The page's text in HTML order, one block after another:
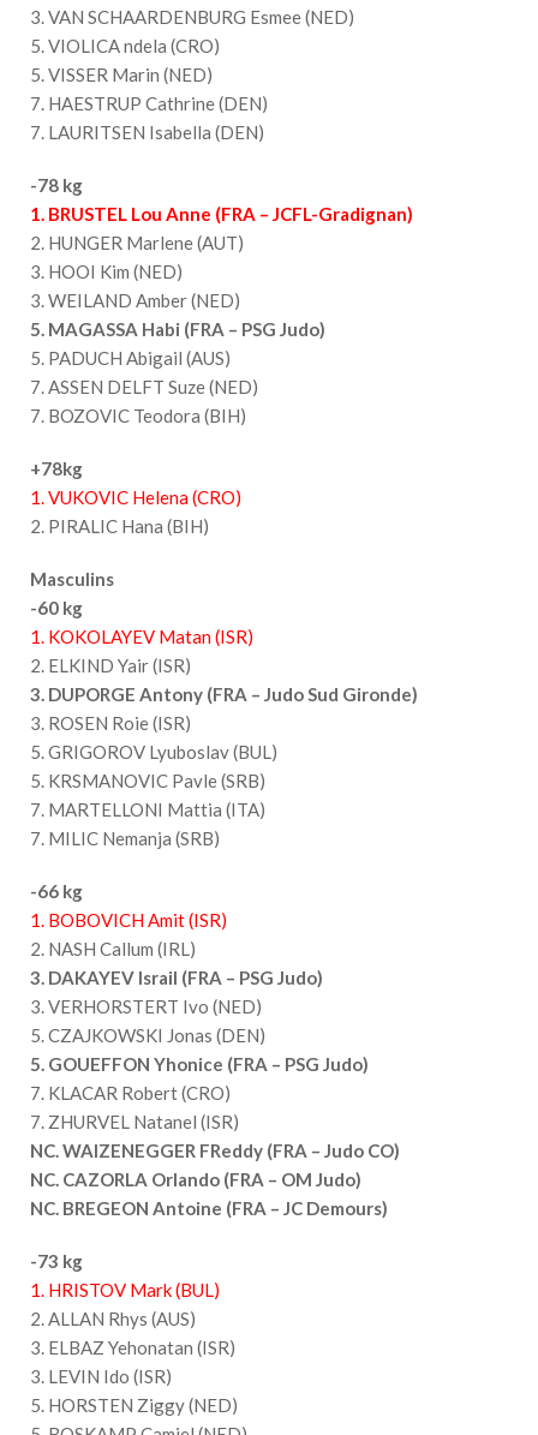
3. VAN SCHAARDENBURG Esmee (NED)
5. VIOLICA ndela (CRO)
5. VISSER Marin (NED)
7. HAESTRUP Cathrine (DEN)
7. LAURITSEN Isabella (DEN)
-78 kg
1. BRUSTEL Lou Anne (FRA – JCFL-Gradignan)
2. HUNGER Marlene (AUT)
3. HOOI Kim (NED)
3. WEILAND Amber (NED)
5. MAGASSA Habi (FRA – PSG Judo)
5. PADUCH Abigail (AUS)
7. ASSEN DELFT Suze (NED)
7. BOZOVIC Teodora (BIH)
+78kg
1. VUKOVIC Helena (CRO)
2. PIRALIC Hana (BIH)
Masculins
-60 kg
1. KOKOLAYEV Matan (ISR)
2. ELKIND Yair (ISR)
3. DUPORGE Antony (FRA – Judo Sud Gironde)
3. ROSEN Roie (ISR)
5. GRIGOROV Lyuboslav (BUL)
5. KRSMANOVIC Pavle (SRB)
7. MARTELLONI Mattia (ITA)
7. MILIC Nemanja (SRB)
-66 kg
1. BOBOVICH Amit (ISR)
2. NASH Callum (IRL)
3. DAKAYEV Israil (FRA – PSG Judo)
3. VERHORSTERT Ivo (NED)
5. CZAJKOWSKI Jonas (DEN)
5. GOUEFFON Yhonice (FRA – PSG Judo)
7. KLACAR Robert (CRO)
7. ZHURVEL Natanel (ISR)
NC. WAIZENEGGER FReddy (FRA – Judo CO)
NC. CAZORLA Orlando (FRA – OM Judo)
NC. BREGEON Antoine (FRA – JC Demours)
-73 kg
1. HRISTOV Mark (BUL)
2. ALLAN Rhys (AUS)
3. ELBAZ Yehonatan (ISR)
3. LEVIN Ido (ISR)
5. HORSTEN Ziggy (NED)